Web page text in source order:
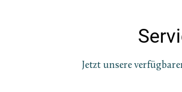
Jetzt unsere